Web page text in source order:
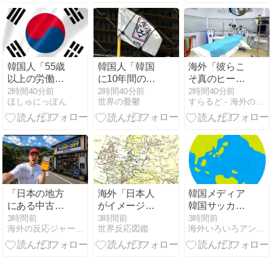
→「女性257
倍、男性166
倍…」
のIT業界は
色々と問題が
あるからな」
「ゲームのUI
は優れてるの
に不思議」
韓国人「55歳
以上の労働力
が初めて1000
万人を突破…
希望退職年齢
去最高に」
2時間40分前
ほしゅにっぽん
韓国人「韓国
に10年間の出
場権剥奪や過
去ワールドカ
ップ、オリン
記録削除を要
求するFIFA公
式制裁を海外
メディアが報
道！」
2時間40分前
世界の憂鬱
海外「彼らこ
そ真のヒーロ
ーだ！」手術
中に大地震が
起きた熊本総
を見た海外の
反応
2時間40分前
すらるど - 海外の反応
「日本の地方
にある中古品
店に行ってレ
トロ品を探し
てみた」海外
3時間前
海外の反応ジャーナル
海外「日本人
がイメージす
るヨーロッパ
各国のステレ
オタイプがこ
3時間前
世界反応図鑑
韓国メディア
韓国サッカー
のイメージが
墜落 [8/07]
3時間前
海外いろいろアンテナ